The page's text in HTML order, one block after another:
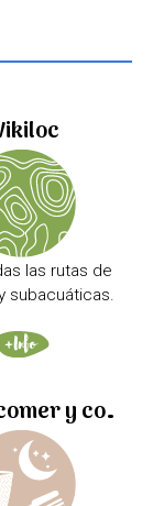
las rutas de
subacuáticas.
Dormir, comer y comprar